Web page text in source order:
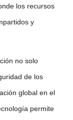
los recursos
y
no solo
de los
global en el
permite